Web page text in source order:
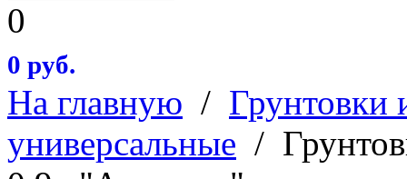
0
0 руб.
На главную / Грунтовки
универсальные /